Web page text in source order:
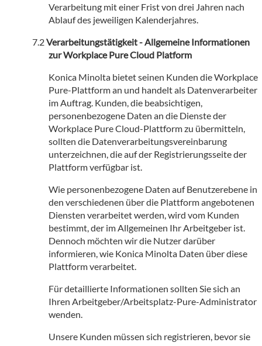
Verarbeitung mit einer Frist von drei Jahren nach
Ablauf des jeweiligen Kalenderjahres.
Verarbeitungstätigkeit - Allgemeine Informationen
zur Workplace Pure Cloud Platform
Konica Minolta bietet seinen Kunden die Workplace
Pure-Plattform an und handelt als Datenverarbeiter
im Auftrag. Kunden, die beabsichtigen,
personenbezogene Daten an die Dienste der
Workplace Pure Cloud-Plattform zu übermitteln,
sollten die Datenverarbeitungsvereinbarung
unterzeichnen, die auf der Registrierungsseite der
Plattform verfügbar ist.
Wie personenbezogene Daten auf Benutzerebene in
den verschiedenen über die Plattform angebotenen
Diensten verarbeitet werden, wird vom Kunden
bestimmt, der im Allgemeinen Ihr Arbeitgeber ist.
Dennoch möchten wir die Nutzer darüber
informieren, wie Konica Minolta Daten über diese
Plattform verarbeitet.
Für detaillierte Informationen sollten Sie sich an
Ihren Arbeitgeber/Arbeitsplatz-Pure-Administrator
wenden.
Unsere Kunden müssen sich registrieren, bevor sie